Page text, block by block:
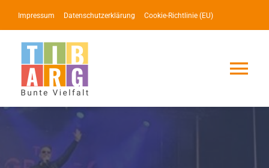
Inhalt
springen
Impressum Datenschutzerklärung Cookie-Richtlinie (EU)